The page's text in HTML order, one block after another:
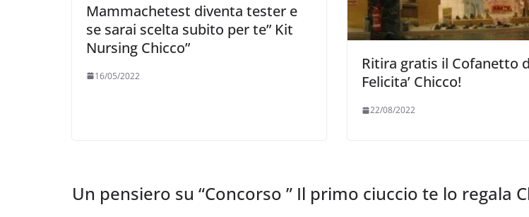
Mammachetest diventa tester e
se sarai scelta subito per te” Kit
Nursing Chicco”
16/05/2022
Ritira gratis il Cofanetto
Felicita’ Chicco!
22/08/2022
Un pensiero su “Concorso ” Il primo ciuccio te lo regala